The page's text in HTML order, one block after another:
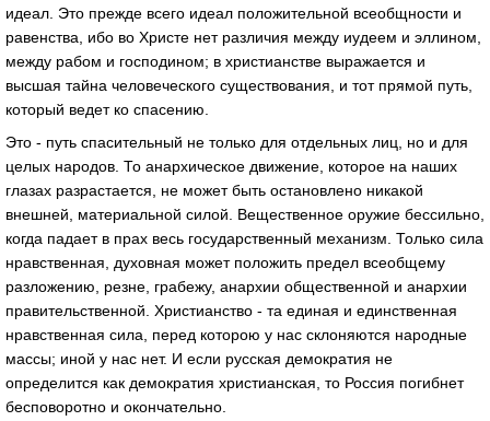
идеал. Это прежде всего идеал положительной всеобщности и
равенства, ибо во Христе нет различия между иудеем и эллином,
между рабом и господином; в христианстве выражается и
высшая тайна человеческого существования, и тот прямой путь,
который ведет ко спасению.
Это - путь спасительный не только для отдельных лиц, но и для
целых народов. То анархическое движение, которое на наших
глазах разрастается, не может быть остановлено никакой
внешней, материальной силой. Вещественное оружие бессильно,
когда падает в прах весь государственный механизм. Только сила
нравственная, духовная может положить предел всеобщему
разложению, резне, грабежу, анархии общественной и анархии
правительственной. Христианство - та единая и единственная
нравственная сила, перед которою у нас склоняются народные
массы; иной у нас нет. И если русская демократия не
определится как демократия христианская, то Россия погибнет
бесповоротно и окончательно.